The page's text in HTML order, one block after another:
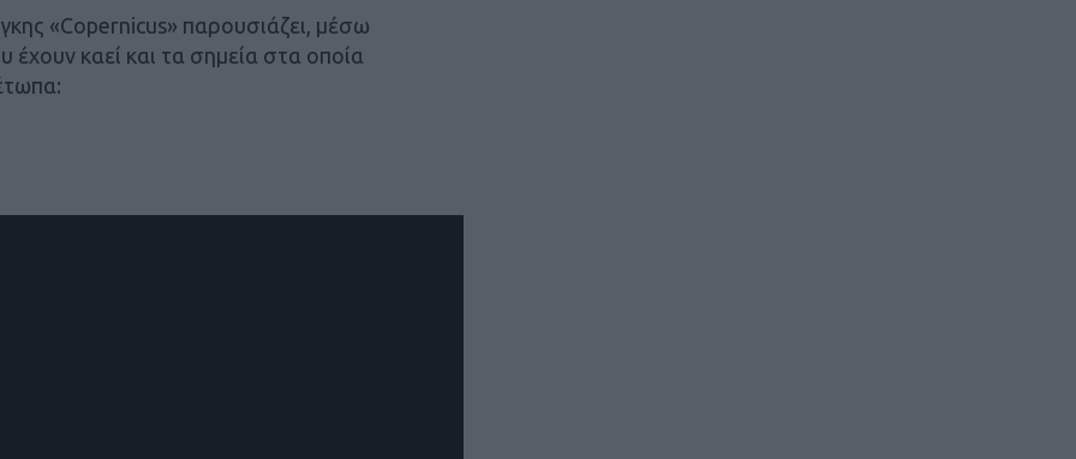
«Copernicus» παρουσιάζει, μέσω
έχουν καεί και τα σημεία στα οποία